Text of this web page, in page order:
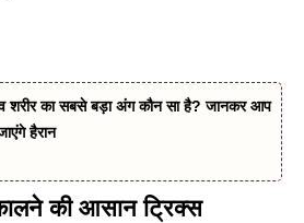
शरीर का सबसे बड़ा अंग कौन सा है? जानकर आप
हैरान
की आसान ट्रिक्स